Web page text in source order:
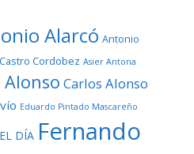
Alarcó Antonio
Cordobez Asier Antona
Alonso Carlos Alonso
Eduardo Pintado Mascareño
EL DÍA Fernando